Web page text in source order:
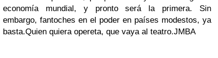
economía mundial, y pronto será la primera. Sin
embargo, fantoches en el poder en países modestos, ya
basta.Quien quiera opereta, que vaya al teatro.JMBA